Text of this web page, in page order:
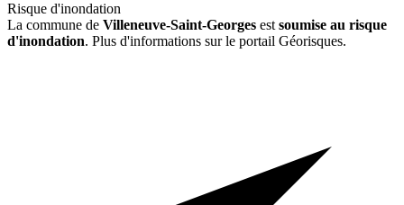
Risque d'inondation
La commune de Villeneuve-Saint-Georges est soumise au risque
d'inondation. Plus d'informations sur le portail Géorisques.